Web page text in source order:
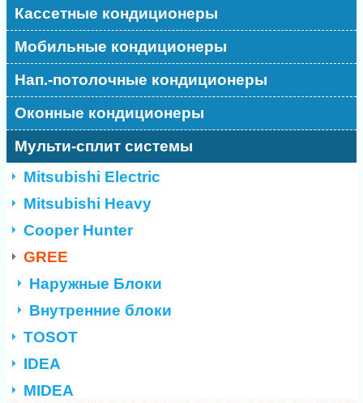
Кассетные кондиционеры
Мобильные кондиционеры
Нап.-потолочные кондиционеры
Оконные кондиционеры
Мульти-сплит системы
Mitsubishi Electric
Mitsubishi Heavy
Cooper Hunter
GREE
Наружные Блоки
Внутренние блоки
TOSOT
IDEA
MIDEA